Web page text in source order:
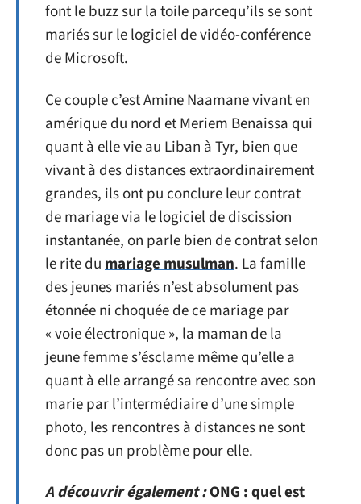
font le buzz sur la toile parcequ’ils se sont
mariés sur le logiciel de vidéo-conférence
de Microsoft.
Ce couple c’est Amine Naamane vivant en
amérique du nord et Meriem Benaissa qui
quant à elle vie au Liban à Tyr, bien que
vivant à des distances extraordinairement
grandes, ils ont pu conclure leur contrat
de mariage via le logiciel de discission
instantanée, on parle bien de contrat selon
le rite dumariage musulman. La famille
des jeunes mariés n’est absolument pas
étonnée ni choquée de ce mariage par
« voie électronique », la maman de la
jeune femme s’ésclame même qu’elle a
quant à elle arrangé sa rencontre avec son
marie par l’intermédiaire d’une simple
photo, les rencontres à distances ne sont
donc pas un problème pour elle.
A découvrir également :ONG : quel est